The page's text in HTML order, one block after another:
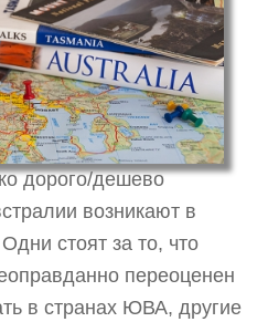
дорого/дешево
возникают в
стоят за то, что
переоценен
в странах ЮВА, другие